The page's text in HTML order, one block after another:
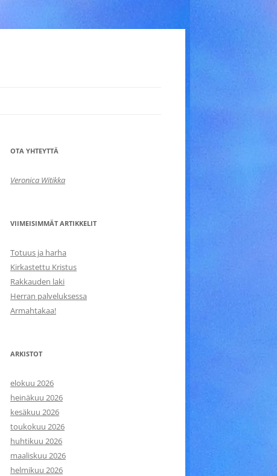
OTA YHTEYTTÄ
Veronica Witikka
VIIMEISIMMÄT ARTIKKELIT
Totuus ja harha
Kirkastettu Kristus
Rakkauden laki
Herran palveluksessa
Armahtakaa!
ARKISTOT
elokuu 2026
heinäkuu 2026
kesäkuu 2026
toukokuu 2026
huhtikuu 2026
maaliskuu 2026
helmikuu 2026